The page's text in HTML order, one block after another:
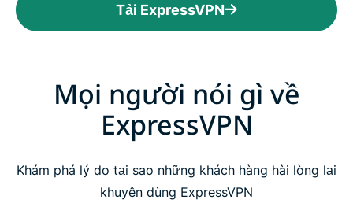
Tải ExpressVPN
Mọi người nói gì về
ExpressVPN
Khám phá lý do tại sao những khách hàng hài lòng lại
khuyên dùng ExpressVPN